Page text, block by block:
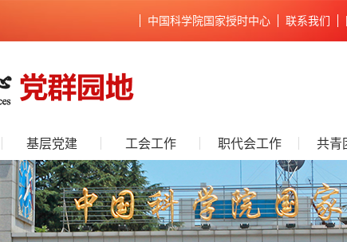
中国科学院国家授时中心 联系我们
基层党建 工会工作 职代会工作 共青